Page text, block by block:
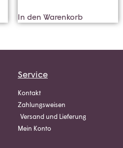
In den Warenkorb
Service
Kontakt
Zahlungsweisen
Versand und Lieferung
Mein Konto